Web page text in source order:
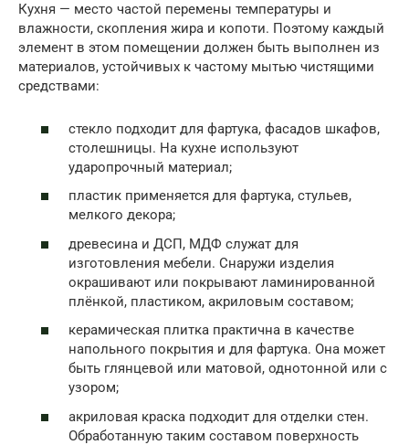
Кухня — место частой перемены температуры и
влажности, скопления жира и копоти. Поэтому каждый
элемент в этом помещении должен быть выполнен из
материалов, устойчивых к частому мытью чистящими
средствами:
стекло подходит для фартука, фасадов шкафов,
столешницы. На кухне используют
ударопрочный материал;
пластик применяется для фартука, стульев,
мелкого декора;
древесина и ДСП, МДФ служат для
изготовления мебели. Снаружи изделия
окрашивают или покрывают ламинированной
плёнкой, пластиком, акриловым составом;
керамическая плитка практична в качестве
напольного покрытия и для фартука. Она может
быть глянцевой или матовой, однотонной или с
узором;
акриловая краска подходит для отделки стен.
Обработанную таким составом поверхность